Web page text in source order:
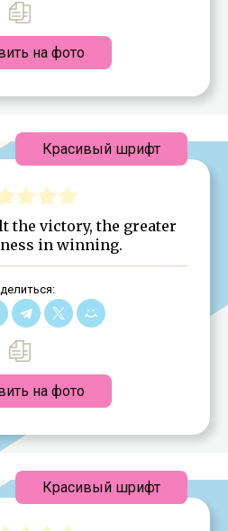
на фото
the victory, the greater
in winning.
на фото
Красивый шрифт
Красивый шрифт